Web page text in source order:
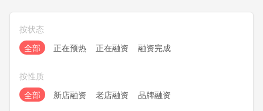
按状态
全部
正在预热 正在融资 融资完成
按性质
全部
新店融资 老店融资 品牌融资